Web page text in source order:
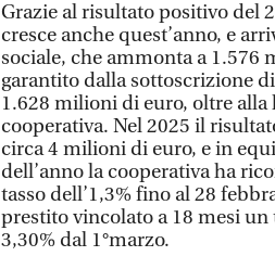
Grazie al risultato positivo del
cresce anche quest’anno, e
sociale, che ammonta a 1.576
garantito dalla sottoscrizione
1.628 milioni di euro, oltre
cooperativa. Nel 2025 il
circa 4 milioni di euro, e in
dell’anno la cooperativa ha
tasso dell’1,3% fino al 28
prestito vincolato a 18 mesi un
3,30% dal 1°marzo.